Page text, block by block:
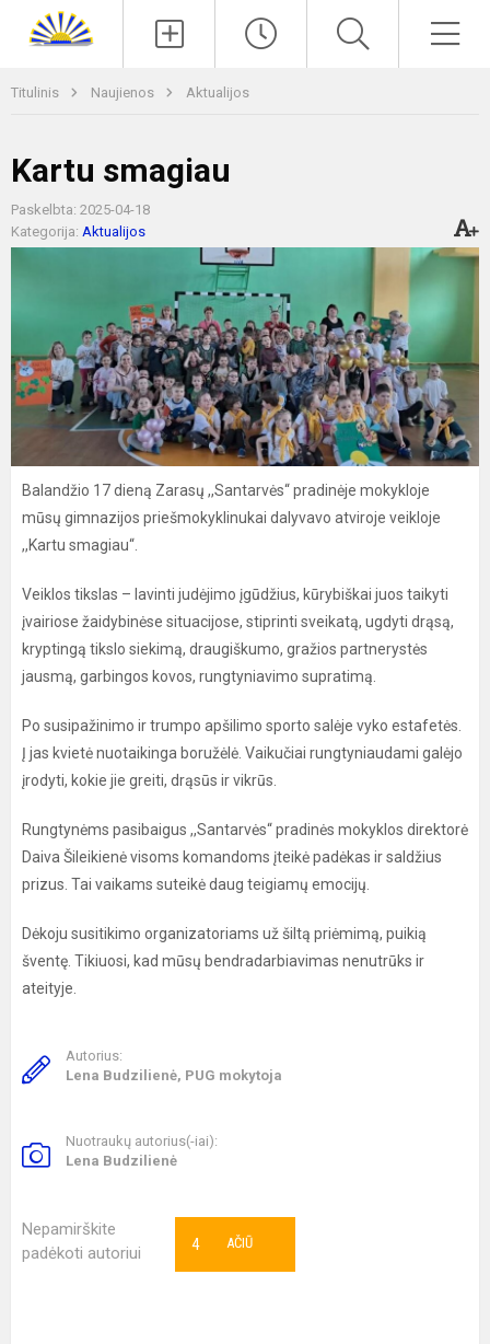
Titulinis Naujienos Aktualijos
Kartu smagiau
Paskelbta: 2025-04-18
Kategorija: Aktualijos
Balandžio 17 dieną Zarasų ,,Santarvės“ pradinėje mokykloje
mūsų gimnazijos priešmokyklinukai dalyvavo atviroje veikloje
,,Kartu smagiau“.
Veiklos tikslas – lavinti judėjimo įgūdžius, kūrybiškai juos taikyti
įvairiose žaidybinėse situacijose, stiprinti sveikatą, ugdyti drąsą,
kryptingą tikslo siekimą, draugiškumo, gražios partnerystės
jausmą, garbingos kovos, rungtyniavimo supratimą.
Po susipažinimo ir trumpo apšilimo sporto salėje vyko estafetės.
Į jas kvietė nuotaikinga boružėlė. Vaikučiai rungtyniaudami galėjo
įrodyti, kokie jie greiti, drąsūs ir vikrūs.
Rungtynėms pasibaigus ,,Santarvės“ pradinės mokyklos direktorė
Daiva Šileikienė visoms komandoms įteikė padėkas ir saldžius
prizus. Tai vaikams suteikė daug teigiamų emocijų.
Dėkoju susitikimo organizatoriams už šiltą priėmimą, puikią
šventę. Tikiuosi, kad mūsų bendradarbiavimas nenutrūks ir
ateityje.
Autorius:
Lena Budzilienė, PUG mokytoja
Nuotraukų autorius(-iai):
Lena Budzilienė
Nepamirškite
padėkoti autoriui
AČIŪ
4